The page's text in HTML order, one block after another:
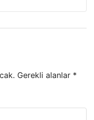
Gerekli alanlar *